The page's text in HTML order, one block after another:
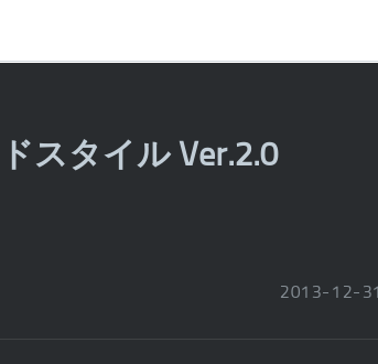
スタイル Ver.2.0
2013- 12- 31